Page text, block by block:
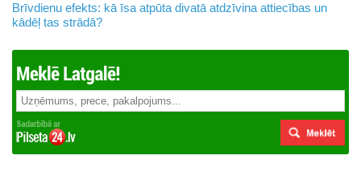
Brīvdienu efekts: kā īsa atpūta divatā atdzīvina attiecības un
kādēļ tas strādā?